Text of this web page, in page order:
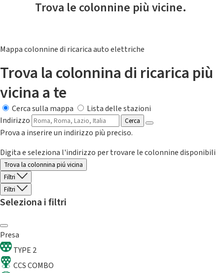
Trova le colonnine più vicine.
Mappa colonnine di ricarica auto elettriche
Trova la colonnina di ricarica più
vicina a te
Cerca sulla mappa
Lista delle stazioni
Indirizzo
Cerca
Prova a inserire un indirizzo più preciso.
Digita e seleziona l'indirizzo per trovare le colonnine disponibili
Trova la colonnina piú vicina
Filtri
Filtri
Seleziona i filtri
Presa
TYPE 2
CCS COMBO